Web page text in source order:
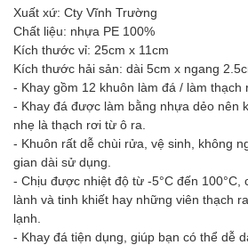
Xuất xứ: Cty Vĩnh Trường
Chất liệu: nhựa PE 100%
Kích thước vỉ: 25cm x 11cm
Kích thước hải sản: dài 5cm x ngang
- Khay gồm 12 khuôn làm đá / làm thạch
- Khay đá được làm bằng nhựa dẻo nên
nhẹ là thạch rơi từ ô ra.
- Khuôn rất dễ chùi rửa, vệ sinh, không
gian dài sử dụng.
- Chịu được nhiệt độ từ -5°C đến 100°C,
lành và tinh khiết hay những viên thạch
lạnh.
- Khay đá tiện dụng, giúp bạn có thể dễ